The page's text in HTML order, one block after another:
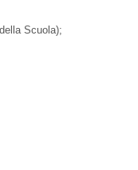
Scuola);